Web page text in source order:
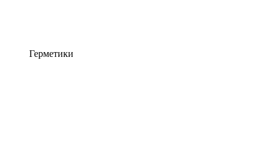
Герметики